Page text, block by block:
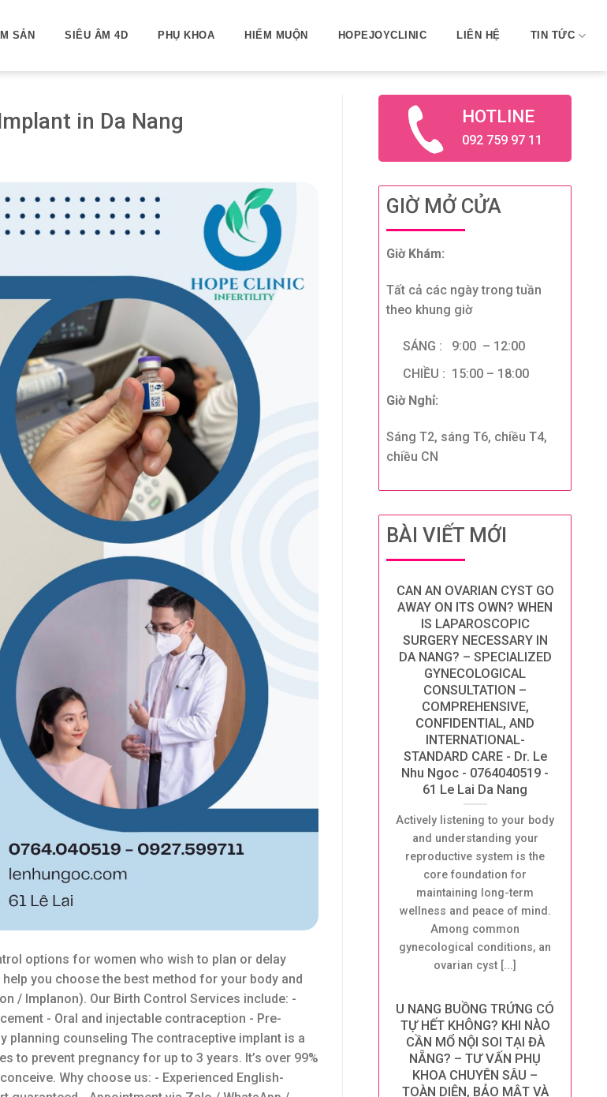
SẢN SIÊU ÂM 4D PHỤ KHOA HIẾM MUỘN HOPEJOYCLINIC LIÊN HỆ TIN TỨC
in Da Nang
options for women who wish to plan or delay
you choose the best method for your body and
/ Implanon). Our Birth Control Services include: -
- Oral and injectable contraception - Pre-
counseling The contraceptive implant is a
to prevent pregnancy for up to 3 years. It’s over 99%
Why choose us: - Experienced English-
HOTLINE
092 759 97 11
GIỜ MỞ CỬA
Giờ Khám:
Tất cả các ngày trong tuần
theo khung giờ
SÁNG : 9:00 – 12:00
CHIỀU : 15:00 – 18:00
Giờ Nghỉ:
Sáng T2, sáng T6, chiều T4,
chiều CN
BÀI VIẾT MỚI
CAN AN OVARIAN CYST GO
AWAY ON ITS OWN? WHEN
IS LAPAROSCOPIC
SURGERY NECESSARY IN
DA NANG? – SPECIALIZED
GYNECOLOGICAL
CONSULTATION –
COMPREHENSIVE,
CONFIDENTIAL, AND
INTERNATIONAL-
STANDARD CARE - Dr. Le
Nhu Ngoc - 0764040519 -
61 Le Lai Da Nang
Actively listening to your body
and understanding your
reproductive system is the
core foundation for
maintaining long-term
wellness and peace of mind.
Among common
gynecological conditions, an
ovarian cyst [...]
U NANG BUỒNG TRỨNG CÓ
TỰ HẾT KHÔNG? KHI NÀO
CẦN MỔ NỘI SOI TẠI ĐÀ
NẴNG? – TƯ VẤN PHỤ
KHOA CHUYÊN SÂU –
TOÀN DIỆN, BẢO MẬT VÀ